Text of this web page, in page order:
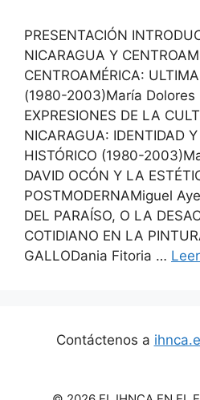
PRESENTACIÓN
NICARAGUA Y
CENTROAMÉRICA:
(1980-2003)María Dolores
EXPRESIONES DE LA
NICARAGUA: IDENTIDAD
HISTÓRICO (1980-
DAVID OCÓN Y LA
POSTMODERNAMiguel
DEL PARAÍSO, O LA
COTIDIANO EN LA
GALLODania Fitoria …
Contáctenos a